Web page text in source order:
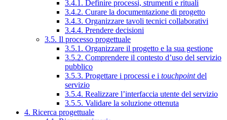
3.4.1. Definire processi, strumenti e rituali
3.4.2. Curare la documentazione di progetto
3.4.3. Organizzare tavoli tecnici collaborativi
3.4.4. Prendere decisioni
3.5. Il processo progettuale
3.5.1. Organizzare il progetto e la sua gestione
3.5.2. Comprendere il contesto d’uso del servizio
pubblico
3.5.3. Progettare i processi e i touchpointdel
servizio
3.5.4. Realizzare l’interfaccia utente del servizio
3.5.5. Validare la soluzione ottenuta
4. Ricerca progettuale